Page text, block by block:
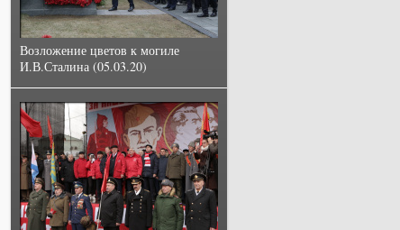
Возложение цветов к могиле
И.В.Сталина (05.03.20)